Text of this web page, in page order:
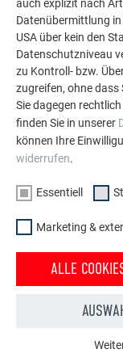
MEHR
auch explizit nach
Datenübermittlung in
USA über kein den
Datenschutzniveau
zu Kontroll- bzw.
zugreifen, ohne
Sie dagegen
finden Sie in unserer
können Ihre
widerrufen.
Essentiell
Marketing &
ALLE